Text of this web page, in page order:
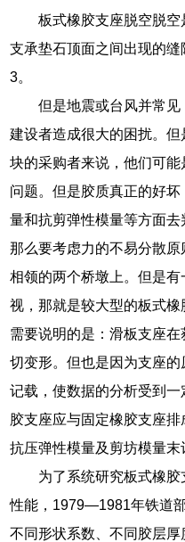
板式橡胶支座脱空脱
支承垫石顶面之间出现的
3。
但是地震或台风并常
建设者造成很大的困扰。
块的采购者来说，他们可
问题。但是胶质真正的好
量和抗剪弹性模量等方面去
那么要考虑力的不易分散
相领的两个桥墩上。但是
视，那就是较大型的板式
需要说明的是：滑板支座
切变形。但也是因为支座
记载，使数据的分析受到
胶支座应与固定橡胶支座
抗压弹性模量及剪坊模量末
为了系统研究板式橡
性能，1979—1981年铁道
不同形状系数、不同胶层